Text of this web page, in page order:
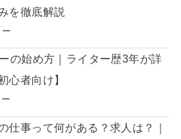
を徹底解説
の始め方｜ライター歴3年が詳
心者向け】
仕事って何がある？求人は？｜